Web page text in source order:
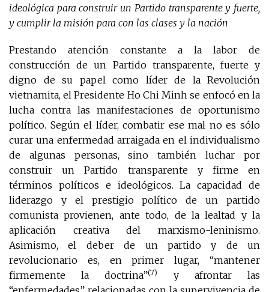
ideológica para construir un Partido transparente y fuerte,
y cumplir la misión para con las clases y la nación
Prestando atención constante a la labor de
construcción de un Partido transparente, fuerte y
digno de su papel como líder de la Revolución
vietnamita, el Presidente Ho Chi Minh se enfocó en la
lucha contra las manifestaciones de oportunismo
político. Según el líder, combatir ese mal no es sólo
curar una enfermedad arraigada en el individualismo
de algunas personas, sino también luchar por
construir un Partido transparente y firme en
términos políticos e ideológicos. La capacidad de
liderazgo y el prestigio político de un partido
comunista provienen, ante todo, de la lealtad y la
aplicación creativa del marxismo-leninismo.
Asimismo, el deber de un partido y de un
revolucionario es, en primer lugar, “mantener
firmemente la doctrina”(7)
y afrontar las